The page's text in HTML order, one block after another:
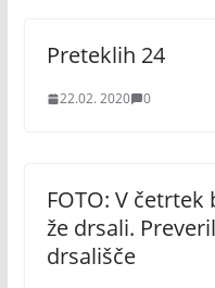
Preteklih 24
22.02. 2020 0
FOTO: V
že drsali.
drsališče